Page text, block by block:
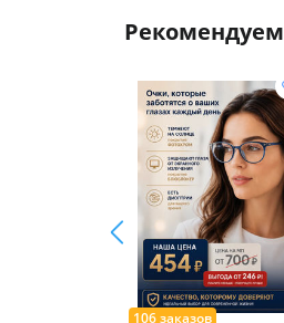
Рекомендуем